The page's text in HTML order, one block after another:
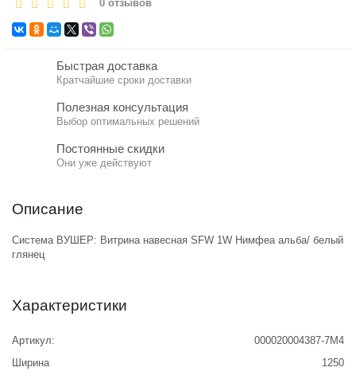
0 отзывов
Быстрая доставка
Кратчайшие сроки доставки
Полезная консультация
Выбор оптимальных решений
Постоянные скидки
Они уже действуют
Описание
Система ВУШЕР: Витрина навесная SFW 1W Нимфеа альба/ белый
глянец
Характеристики
Артикул:
000020004387-7M4
Ширина
1250